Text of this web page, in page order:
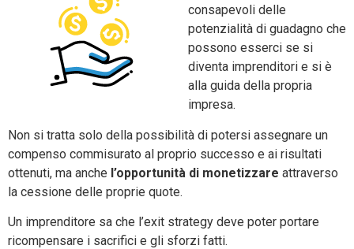
consapevoli delle
potenzialità di guadagno che
possono esserci se si
diventa imprenditori e si è
alla guida della propria
impresa.
Non si tratta solo della possibilità di potersi assegnare un
compenso commisurato al proprio successo e ai risultati
ottenuti, ma anche l’opportunità di monetizzare attraverso
la cessione delle proprie quote.
Un imprenditore sa che l’exit strategy deve poter portare
ricompensare i sacrifici e gli sforzi fatti.